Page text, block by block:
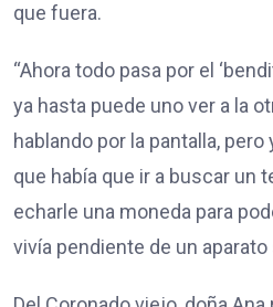
que fuera.
“Ahora todo pasa por el
ya hasta puede uno ver a la
hablando por la pantalla,
que había que ir a buscar un
echarle una moneda para
vivía pendiente de un